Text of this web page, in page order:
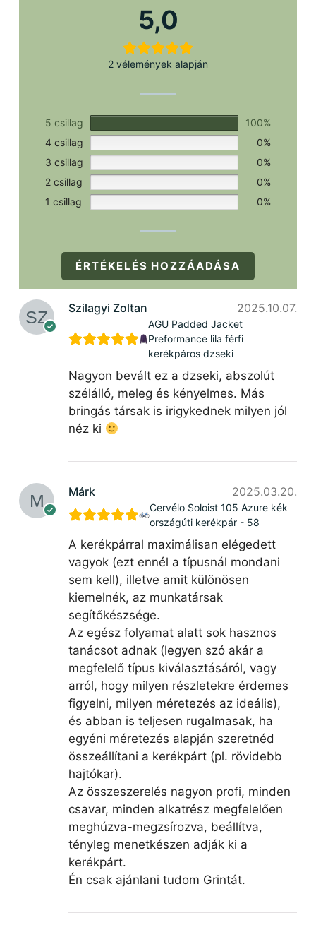
5,0
2 vélemények alapján
5 csillag
100%
4 csillag
0%
3 csillag
0%
2 csillag
0%
1 csillag
0%
ÉRTÉKELÉS HOZZÁADÁSA
Szilagyi Zoltan 2025.10.07.
AGU Padded Jacket
Preformance lila férfi
kerékpáros dzseki
Nagyon bevált ez a dzseki, abszolút
szélálló, meleg és kényelmes. Más
bringás társak is irigykednek milyen jól
néz ki
Márk 2025.03.20.
Cervélo Soloist 105 Azure kék
országúti kerékpár - 58
A kerékpárral maximálisan elégedett
vagyok (ezt ennél a típusnál mondani
sem kell), illetve amit különösen
kiemelnék, az munkatársak
segítőkészsége.
Az egész folyamat alatt sok hasznos
tanácsot adnak (legyen szó akár a
megfelelő típus kiválasztásáról, vagy
arról, hogy milyen részletekre érdemes
figyelni, milyen méretezés az ideális),
és abban is teljesen rugalmasak, ha
egyéni méretezés alapján szeretnéd
összeállítani a kerékpárt (pl. rövidebb
hajtókar).
Az összeszerelés nagyon profi, minden
csavar, minden alkatrész megfelelően
meghúzva-megzsírozva, beállítva,
tényleg menetkészen adják ki a
kerékpárt.
Én csak ajánlani tudom Grintát.